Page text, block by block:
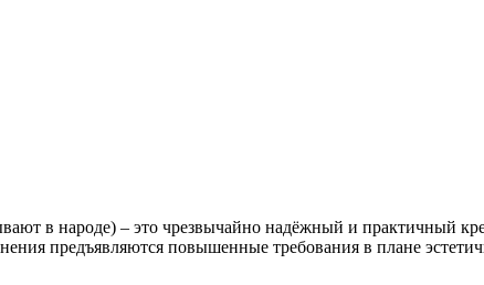
в народе) – это чрезвычайно надёжный и практичный
предъявляются повышенные требования в плане